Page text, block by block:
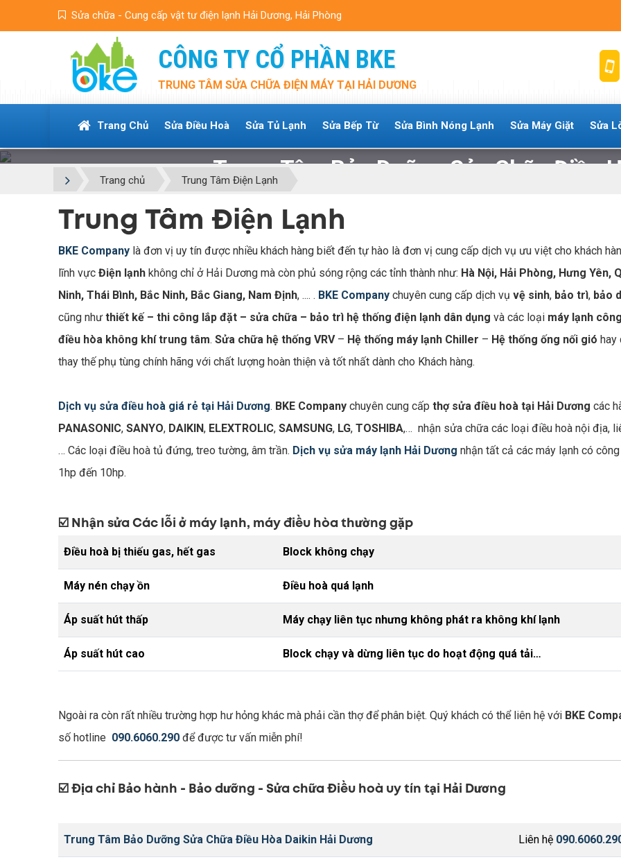
Sửa chữa - Cung cấp vật tư điện lạnh Hải Dương, Hải Phòng
CÔNG TY CỔ PHẦN BKE
TRUNG TÂM SỬA CHỮA ĐIỆN MÁY TẠI HẢI DƯƠNG
Trang Chủ Sửa Điều Hoà Sửa Tủ Lạnh Sửa Bếp Từ Sửa Bình Nóng Lạnh Sửa Máy Giặt Sửa
Trung Tâm Bảo Dưỡng Sửa Chữa Điều
Trang chủ Trung Tâm Điện Lạnh
Trung Tâm Điện Lạnh
BKE Company là đơn vị uy tín được nhiều khách hàng biết đến tự hào là đơn vị cung cấp dịch vụ ưu việt cho khách
lĩnh vực Điện lạnh không chỉ ở Hải Dương mà còn phủ sóng rộng các tỉnh thành như: Hà Nội, Hải Phòng, Hưng Yên,
Ninh, Thái Bình, Bắc Ninh, Bắc Giang, Nam Định, .... . BKE Company chuyên cung cấp dịch vụ vệ sinh, bảo trì, bảo
cũng như thiết kế – thi công lắp đặt – sửa chữa – bảo trì hệ thống điện lạnh dân dụng và các loại máy lạnh
điều hòa không khí trung tâm. Sửa chữa hệ thống VRV – Hệ thống máy lạnh Chiller – Hệ thống ống nối gió hay
thay thế phụ tùng chính hãng với chất lượng hoàn thiện và tốt nhất dành cho Khách hàng.
Dịch vụ sửa điều hoà giá rẻ tại Hải Dương. BKE Company chuyên cung cấp thợ sửa điều hoà tại Hải Dương các
PANASONIC, SANYO, DAIKIN, ELEXTROLIC, SAMSUNG, LG, TOSHIBA,… nhận sửa chữa các loại điều hoà nội địa,
… Các loại điều hoà tủ đứng, treo tường, âm trần. Dịch vụ sửa máy lạnh Hải Dương nhận tất cả các máy lạnh có
1hp đến 10hp.
☑️ Nhận sửa Các lỗi ở máy lạnh, máy điều hòa thường gặp
Điều hoà bị thiếu gas, hết gas Block không chạy
Máy nén chạy ồn Điều hoà quá lạnh
Áp suất hút thấp Máy chạy liên tục nhưng không phát ra không khí lạnh
Áp suất hút cao Block chạy và dừng liên tục do hoạt động quá tải…
Ngoài ra còn rất nhiều trường hợp hư hỏng khác mà phải cần thợ để phân biệt. Quý khách có thể liên hệ với BKE
số hotline 090.6060.290 để được tư vấn miễn phí!
☑️ Địa chỉ Bảo hành - Bảo dưỡng - Sửa chữa Điều hoà uy tín tại Hải Dương
Trung Tâm Bảo Dưỡng Sửa Chữa Điều Hòa Daikin Hải Dương Liên hệ